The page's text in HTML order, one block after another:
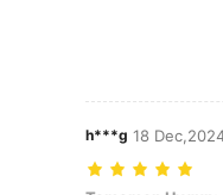
h***g 18